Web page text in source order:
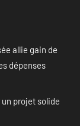
allie gain de
dépenses
projet solide